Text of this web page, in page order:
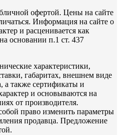
офертой. Цены на сайте
Информация на сайте о
и расценивается как
основании п.1 ст. 437
характеристики,
габаритах, внешнем виде
а также сертификаты и
и основываются на
от производителя.
право изменить параметры
продавца. Предложение